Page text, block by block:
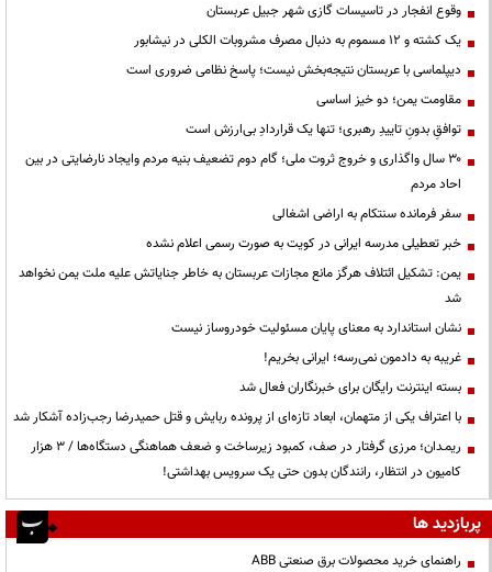
وقوع انفجار در تاسیسات گازی شهر جبیل عربستان
یک کشته و ۱۲ مسموم به دنبال مصرف مشروبات الکلی در نیشابور
دیپلماسی با عربستان نتیجه‌بخش نیست؛ پاسخ نظامی ضروری است
مقاومت یمن؛ دو خیز اساسی
توافقِ بدونِ تاییدِ رهبری؛ تنها یک قراردادِ بی‌ارزش است
۳۰ سال واگذاری و خروج ثروت ملی؛ گام دوم تضعیف بنیه مردم وایجاد نارضایتی در بین
احاد مردم
سفر فرمانده سنتکام به اراضی اشغالی
خبر تعطیلی مدرسه ایرانی در کویت به صورت رسمی اعلام نشده
یمن: تشکیل ائتلاف هرگز مانع مجازات عربستان به خاطر جنایاتش علیه ملت یمن نخواهد
شد
نشان استاندارد به معنای پایان مسئولیت خودروساز نیست
غریبه به دادمون نمی‌رسه؛ ایرانی بخریم!
بسته اینترنت رایگان برای خبرنگاران فعال شد
با اعتراف یکی از متهمان، ابعاد تازه‌ای از پرونده ربایش و قتل حمیدرضا رجب‌زاده آشکار شد
ریمـدان؛ مرزی گرفتار در صف، کمبود زیرساخت و ضعف هماهنگی دستگاه‌ها / ۳ هزار
کامیون در انتظار، رانندگان بدون حتی یک سرویس بهداشتی!
پربازدید ها
راهنمای خرید محصولات برق صنعتی ABB